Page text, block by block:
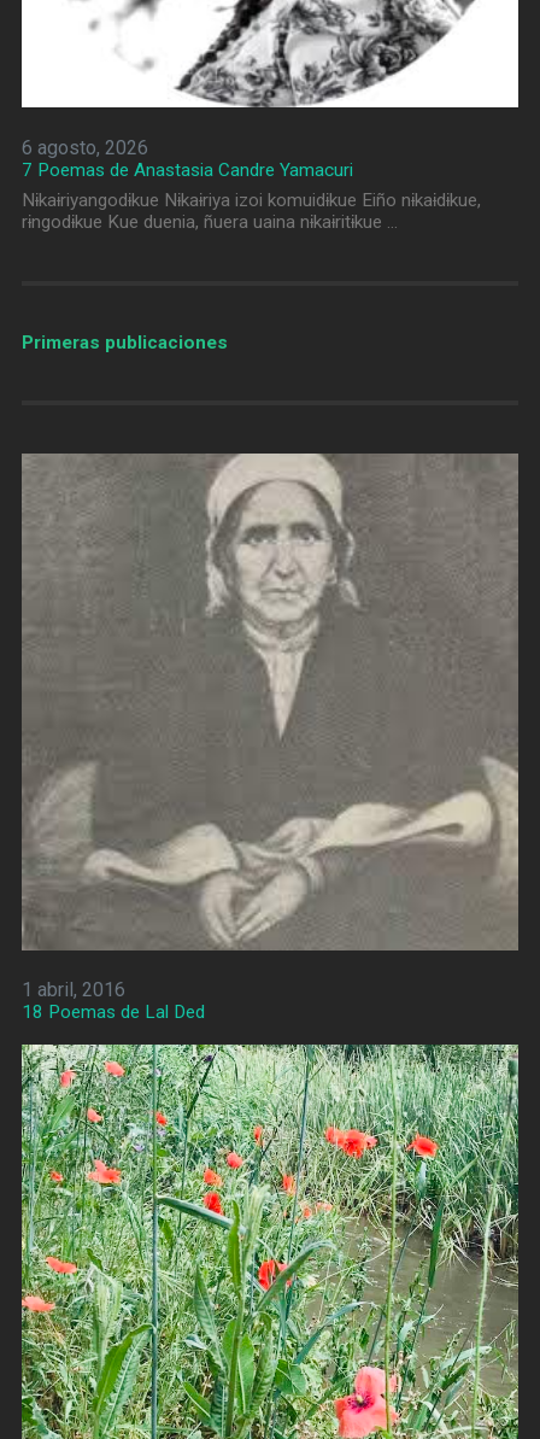
6 agosto, 2026
7 Poemas de Anastasia Candre Yamacuri
Nɨkaɨriyangodɨkue Nɨkaɨriya izoi komuidɨkue Eiño nɨkaɨdɨkue,
rɨngodɨkue Kue duenia, ñuera uaina nɨkaɨritɨkue …
Primeras publicaciones
1 abril, 2016
18 Poemas de Lal Ded